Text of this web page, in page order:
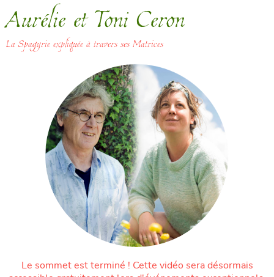
Aurélie et Toni Ceron
La Spagyrie expliquée à travers ses Matrices
Le sommet est terminé ! Cette vidéo sera désormais